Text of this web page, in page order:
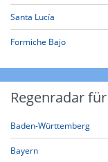
Santa Lucía
Formiche Bajo
Regenradar
Baden-Württemberg
Bayern